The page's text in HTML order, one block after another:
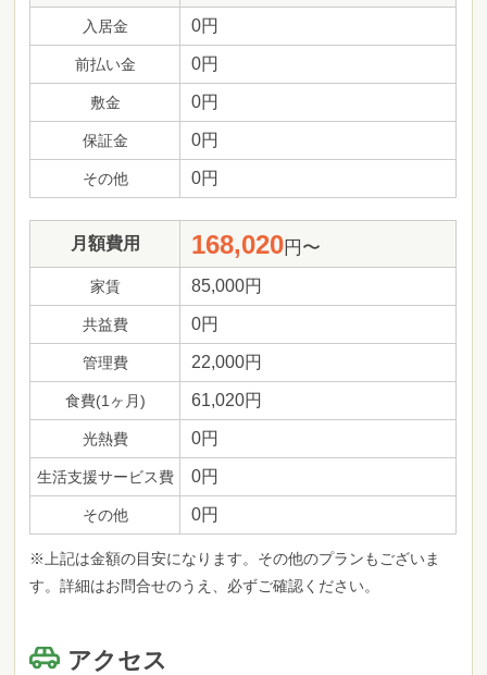
入居金 0円
前払い金 0円
敷金 0円
保証金 0円
その他 0円
月額費用 168,020円〜
家賃 85,000円
共益費 0円
管理費 22,000円
食費(1ヶ月) 61,020円
光熱費 0円
生活支援サービス費 0円
その他 0円
※上記は金額の目安になります。その他のプランもございま
す。詳細はお問合せのうえ、必ずご確認ください。
アクセス